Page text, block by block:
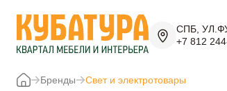
СПБ,
+7 812
Бренды Свет и электротовары